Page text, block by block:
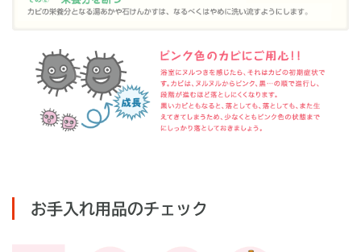
お手入れ用品のチェック